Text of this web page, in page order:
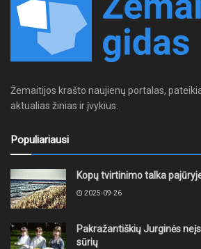
Žemaitijos krašto naujienų portalas,
aktualias žinias ir įvykius.
Populiariausi
Kopų tvirtinimo talka
2025-09-26
Pakražantiškių Jurginės
sūrių